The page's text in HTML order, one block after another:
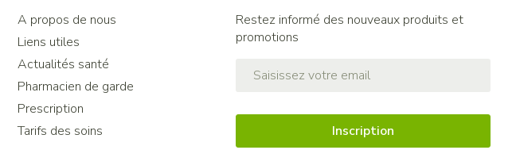
A propos de nous
Liens utiles
Actualités santé
Pharmacien de garde
Prescription
Tarifs des soins
Restez informé des nouveaux produits et
promotions
Inscription